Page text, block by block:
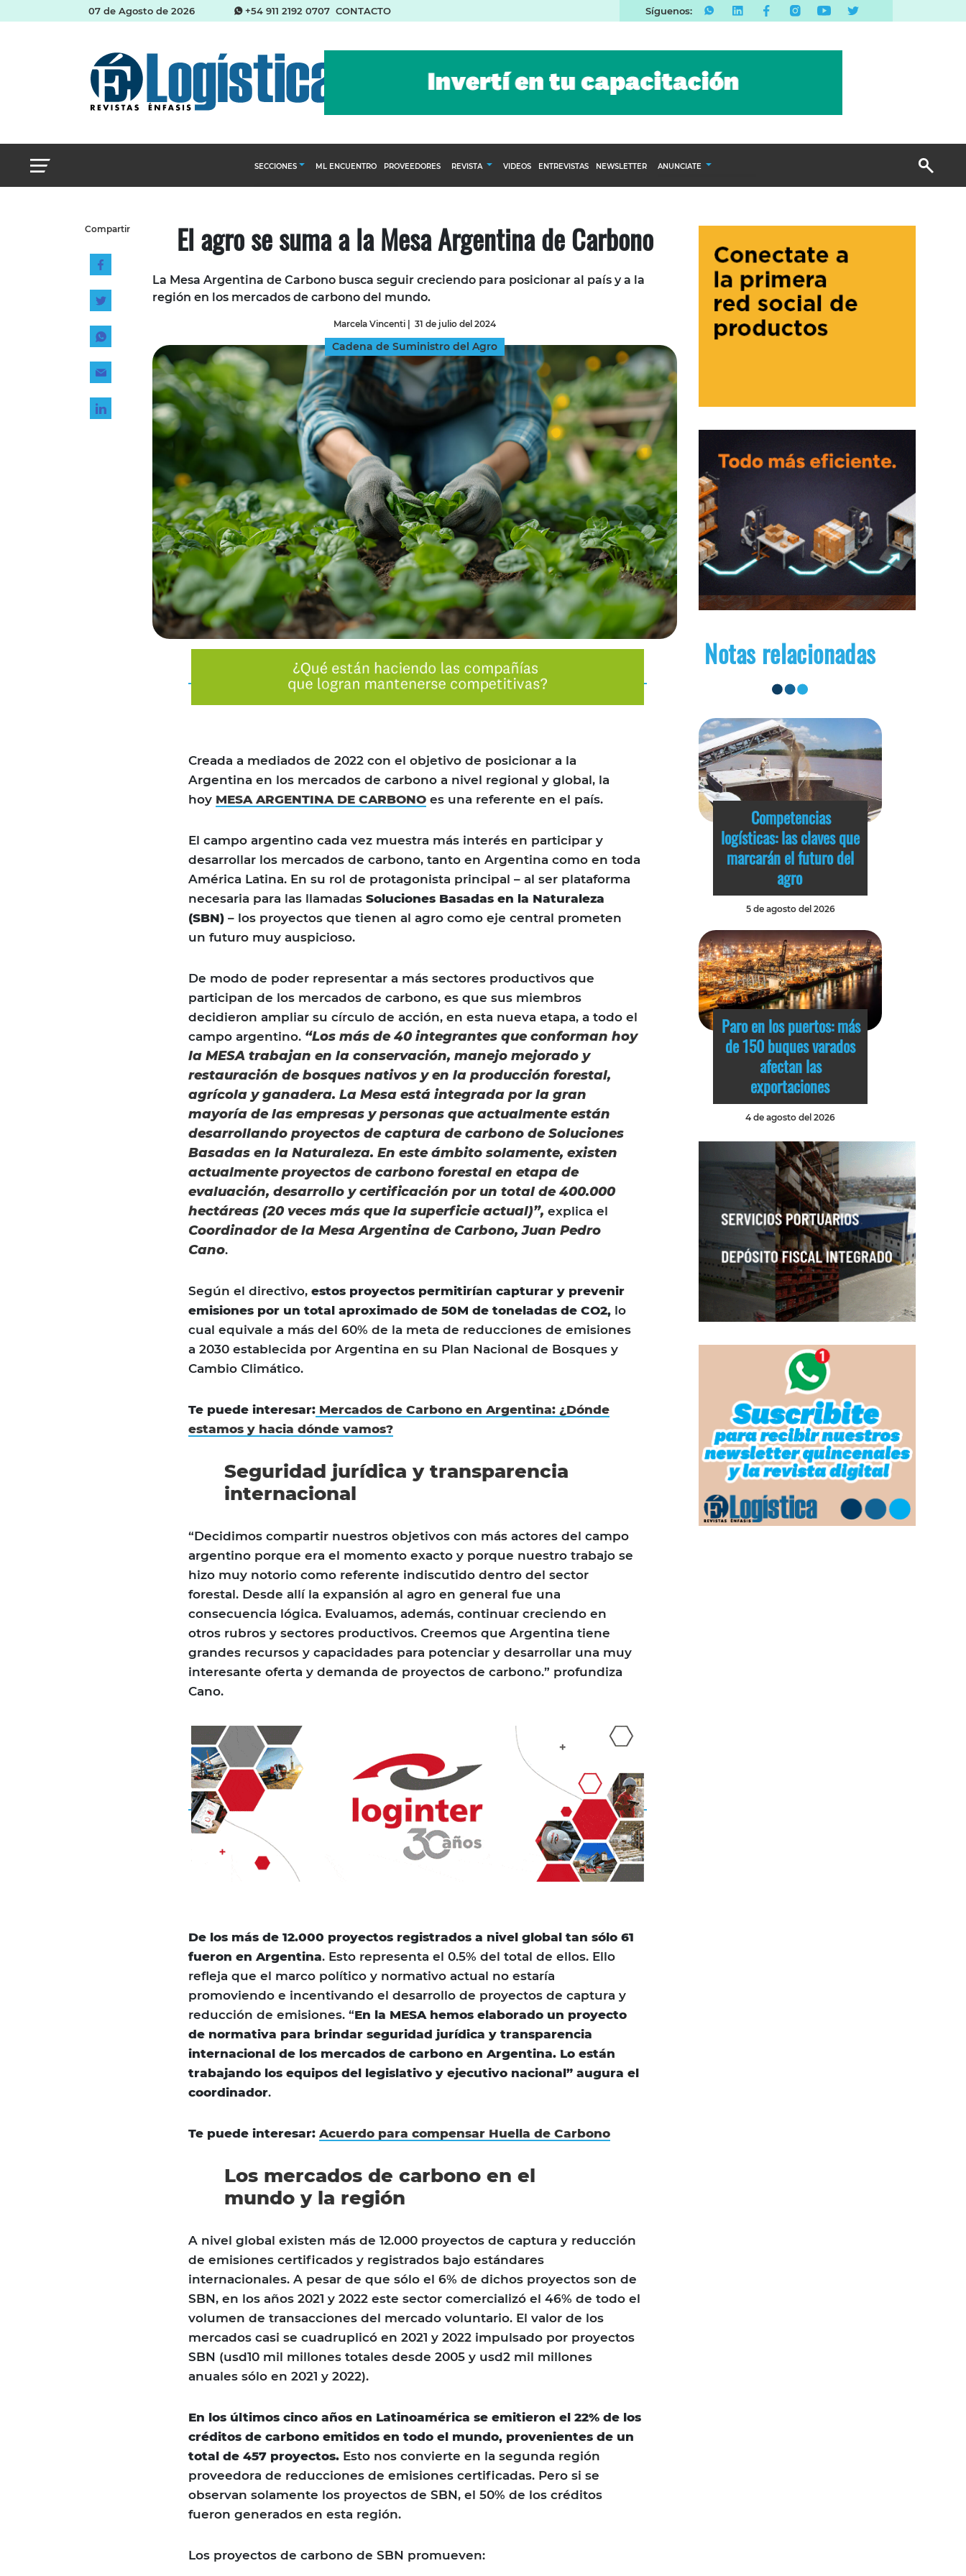
07 de Agosto de 2026 +54 911 2192 0707 CONTACTO Síguenos:
SECCIONES
Almacenes e inventarios
Logística y distribución
Transporte
ML ENCUENTRO PROVEEDORES REVISTA
INGRESAR
SUSCRÍBASE
VIDEOS ENTREVISTAS NEWSLETTER ANUNCIATE
Email Marketing
Branded Content
Publicidad Revista
Compartir El agro se suma a la Mesa Argentina de Carbono
La Mesa Argentina de Carbono busca seguir creciendo para posicionar al país y a la
región en los mercados de carbono del mundo.
Marcela Vincenti 31 de julio del 2024
Cadena de Suministro del Agro
Creada a mediados de 2022 con el objetivo de posicionar a la
Argentina en los mercados de carbono a nivel regional y global, la
hoy MESA ARGENTINA DE CARBONO es una referente en el país.
El campo argentino cada vez muestra más interés en participar y
desarrollar los mercados de carbono, tanto en Argentina como en toda
América Latina. En su rol de protagonista principal – al ser plataforma
necesaria para las llamadas Soluciones Basadas en la Naturaleza
(SBN) – los proyectos que tienen al agro como eje central prometen
un futuro muy auspicioso.
De modo de poder representar a más sectores productivos que
participan de los mercados de carbono, es que sus miembros
decidieron ampliar su círculo de acción, en esta nueva etapa, a todo el
campo argentino. “Los más de 40 integrantes que conforman hoy
la MESA trabajan en la conservación, manejo mejorado y
restauración de bosques nativos y en la producción forestal,
agrícola y ganadera. La Mesa está integrada por la gran
mayoría de las empresas y personas que actualmente están
desarrollando proyectos de captura de carbono de Soluciones
Basadas en la Naturaleza. En este ámbito solamente, existen
actualmente proyectos de carbono forestal en etapa de
evaluación, desarrollo y certificación por un total de 400.000
hectáreas (20 veces más que la superficie actual)”, explica el
Coordinador de la Mesa Argentina de Carbono, Juan Pedro
Cano.
Según el directivo, estos proyectos permitirían capturar y prevenir
emisiones por un total aproximado de 50M de toneladas de CO2, lo
cual equivale a más del 60% de la meta de reducciones de emisiones
a 2030 establecida por Argentina en su Plan Nacional de Bosques y
Cambio Climático.
Te puede interesar: Mercados de Carbono en Argentina: ¿Dónde
estamos y hacia dónde vamos?
Seguridad jurídica y transparencia
internacional
“Decidimos compartir nuestros objetivos con más actores del campo
argentino porque era el momento exacto y porque nuestro trabajo se
hizo muy notorio como referente indiscutido dentro del sector
forestal. Desde allí la expansión al agro en general fue una
consecuencia lógica. Evaluamos, además, continuar creciendo en
otros rubros y sectores productivos. Creemos que Argentina tiene
grandes recursos y capacidades para potenciar y desarrollar una muy
interesante oferta y demanda de proyectos de carbono.” profundiza
Cano.
De los más de 12.000 proyectos registrados a nivel global tan sólo 61
fueron en Argentina. Esto representa el 0.5% del total de ellos. Ello
refleja que el marco político y normativo actual no estaría
promoviendo e incentivando el desarrollo de proyectos de captura y
reducción de emisiones. “En la MESA hemos elaborado un proyecto
de normativa para brindar seguridad jurídica y transparencia
internacional de los mercados de carbono en Argentina. Lo están
trabajando los equipos del legislativo y ejecutivo nacional” augura el
coordinador.
Te puede interesar: Acuerdo para compensar Huella de Carbono
Los mercados de carbono en el
mundo y la región
A nivel global existen más de 12.000 proyectos de captura y reducción
de emisiones certificados y registrados bajo estándares
internacionales. A pesar de que sólo el 6% de dichos proyectos son de
SBN, en los años 2021 y 2022 este sector comercializó el 46% de todo el
volumen de transacciones del mercado voluntario. El valor de los
mercados casi se cuadruplicó en 2021 y 2022 impulsado por proyectos
SBN (usd10 mil millones totales desde 2005 y usd2 mil millones
anuales sólo en 2021 y 2022).
En los últimos cinco años en Latinoamérica se emitieron el 22% de los
créditos de carbono emitidos en todo el mundo, provenientes de un
total de 457 proyectos. Esto nos convierte en la segunda región
proveedora de reducciones de emisiones certificadas. Pero si se
observan solamente los proyectos de SBN, el 50% de los créditos
fueron generados en esta región.
Los proyectos de carbono de SBN promueven:
Notas relacionadas
Competencias
logísticas: las claves que
marcarán el futuro del
agro
5 de agosto del 2026
Paro en los puertos: más
de 150 buques varados
afectan las
exportaciones
4 de agosto del 2026